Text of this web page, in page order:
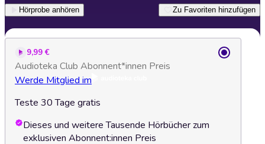
Hörprobe anhören Zu Favoriten hinzufügen
9,99 €
Audioteka Club Abonnent*innen Preis
Werde Mitglied im
Teste 30 Tage gratis
Dieses und weitere Tausende Hörbücher zum
exklusiven Abonnent:innen Preis